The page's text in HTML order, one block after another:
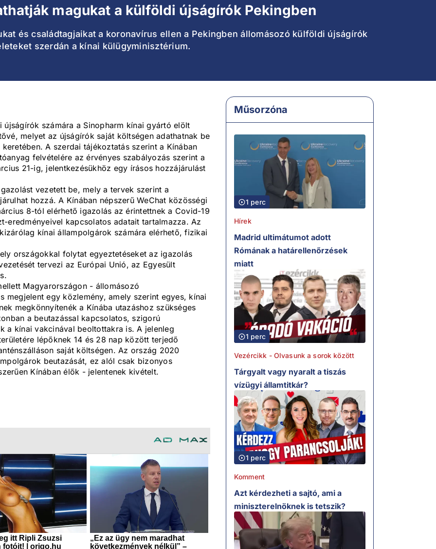
magukat a külföldi újságírók Pekingben
és családtagjaikat a koronavírus ellen a Pekingben állomásozó külföldi újságírók
szerdán a kínai külügyminisztérium.
számára a Sinopharm kínai gyártó elölt
melyet az újságírók saját költségen adathatnak be
A szerdai tájékoztatás szerint a Kínában
felvételére az érvényes szabályozás szerint a
21-ig, jelentkezésükhöz egy írásos hozzájárulást
vezetett be, mely a tervek szerint a
hozzá. A Kínában népszerű WeChat közösségi
8-tól elérhető igazolás az érintettnek a Covid-19
eredményeivel kapcsolatos adatait tartalmazza. Az
kínai állampolgárok számára elérhető, fizikai
országokkal folytat egyeztetéseket az igazolás
tervezi az Európai Unió, az Egyesült
Magyarországon - állomásozó
megjelent egy közlemény, amely szerint egyes, kínai
megkönnyítenék a Kínába utazáshoz szükséges
a beutazással kapcsolatos, szigorú
a kínai vakcinával beoltottakra is. A jelenleg
lépőknek 14 és 28 nap között terjedő
saját költségen. Az ország 2020
beutazását, ez alól csak bizonyos
Kínában élők - jelentenek kivételt.
Műsorzóna
1 perc
Hírek
Madrid ultimátumot adott
Rómának a határellenőrzések
miatt
1 perc
Vezércikk - Olvasunk a sorok között
Tárgyalt vagy nyaralt a tiszás
vízügyi államtitkár?
1 perc
Komment
Azt kérdezheti a sajtó, ami a
miniszterelnöknek is tetszik?